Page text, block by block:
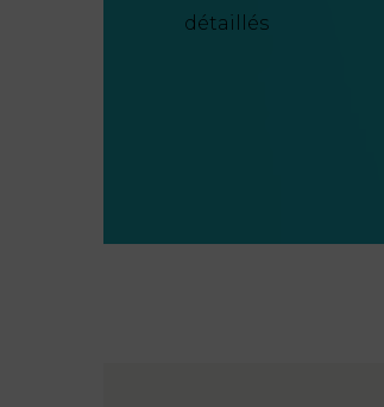
détaillés